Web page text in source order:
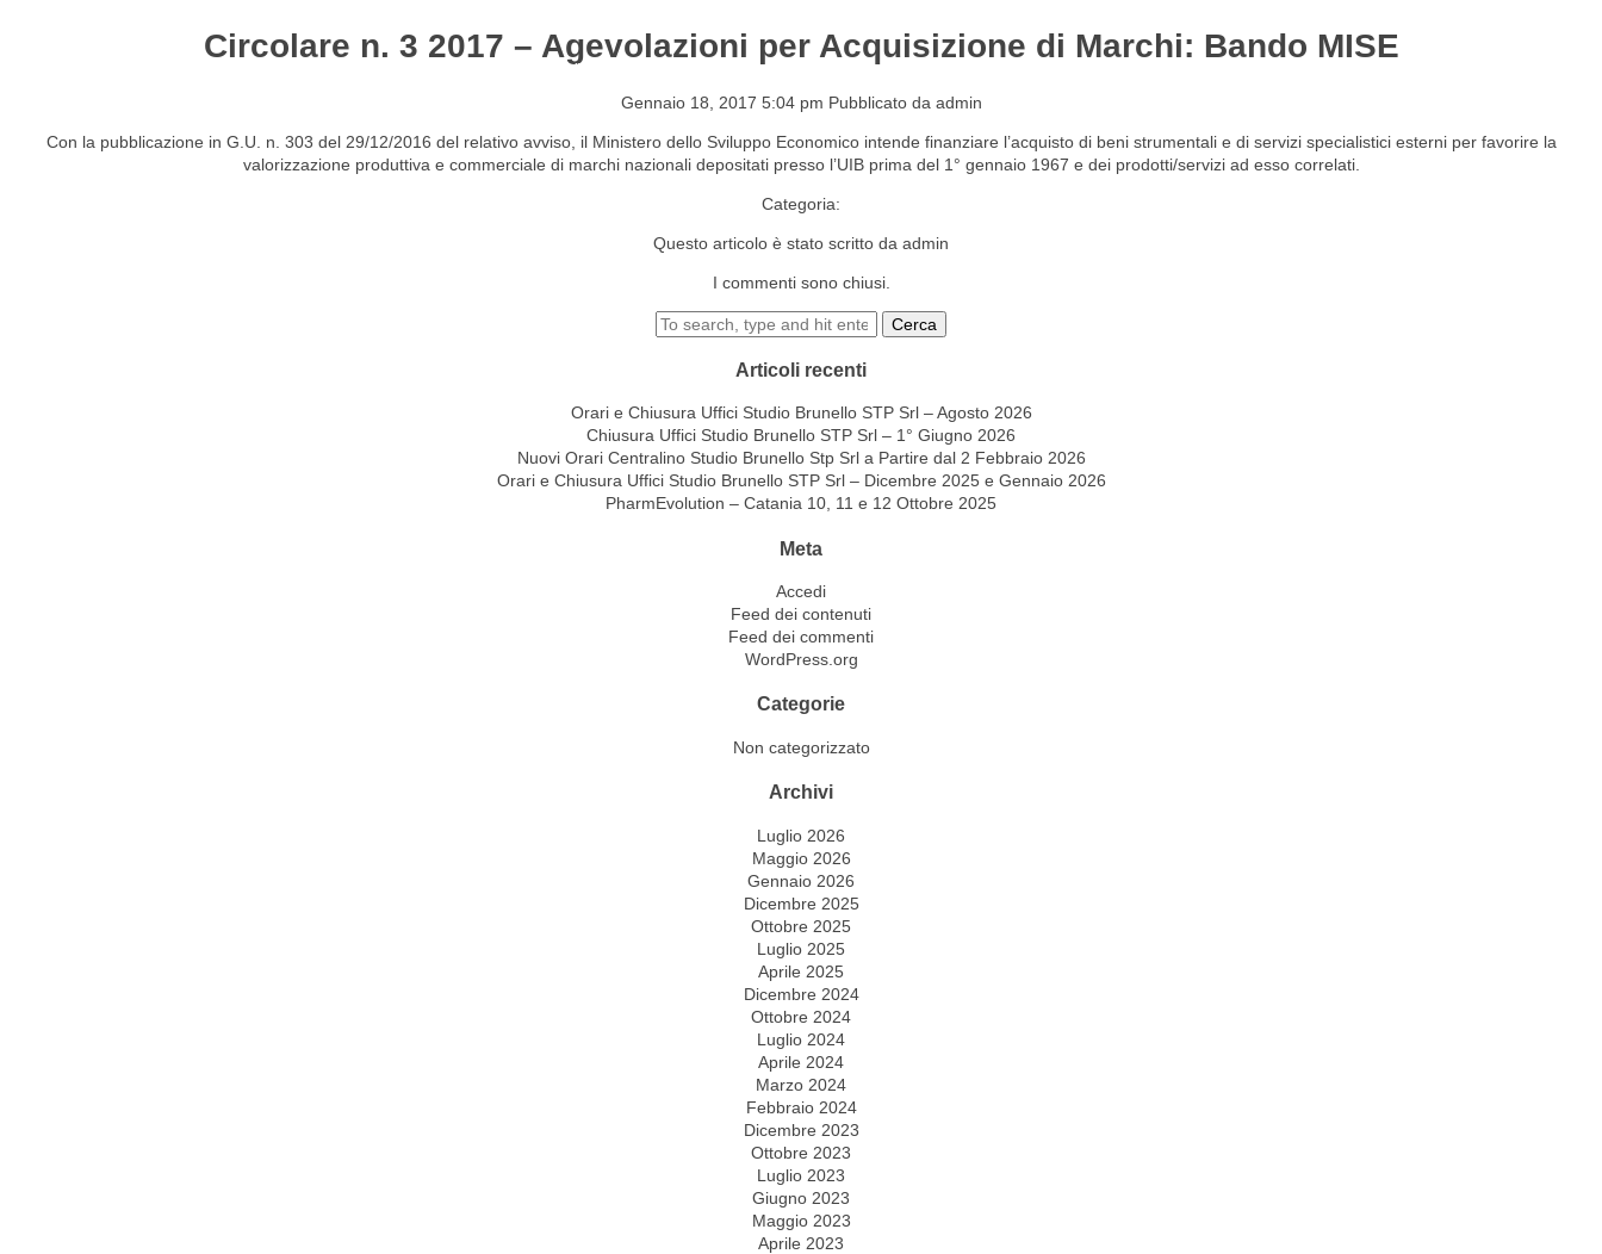
NEWS&EVENTI
Circolare n. 3 2017 – Agevolazioni per Acquisizione di Marchi: Bando MISE
Gennaio 18, 2017 5:04 pm Pubblicato da admin
Con la pubblicazione in G.U. n. 303 del 29/12/2016 del relativo avviso, il Ministero dello Sviluppo Economico intende finanziare l’acquisto di beni strumentali e di servizi specialistici esterni per favorire la
valorizzazione produttiva e commerciale di marchi nazionali depositati presso l’UIB prima del 1° gennaio 1967 e dei prodotti/servizi ad esso correlati.
Categoria:
Questo articolo è stato scritto da admin
I commenti sono chiusi.
Cerca
Articoli recenti
Orari e Chiusura Uffici Studio Brunello STP Srl – Agosto 2026
Chiusura Uffici Studio Brunello STP Srl – 1° Giugno 2026
Nuovi Orari Centralino Studio Brunello Stp Srl a Partire dal 2 Febbraio 2026
Orari e Chiusura Uffici Studio Brunello STP Srl – Dicembre 2025 e Gennaio 2026
PharmEvolution – Catania 10, 11 e 12 Ottobre 2025
Meta
Accedi
Feed dei contenuti
Feed dei commenti
WordPress.org
Categorie
Non categorizzato
Archivi
Luglio 2026
Maggio 2026
Gennaio 2026
Dicembre 2025
Ottobre 2025
Luglio 2025
Aprile 2025
Dicembre 2024
Ottobre 2024
Luglio 2024
Aprile 2024
Marzo 2024
Febbraio 2024
Dicembre 2023
Ottobre 2023
Luglio 2023
Giugno 2023
Maggio 2023
Aprile 2023